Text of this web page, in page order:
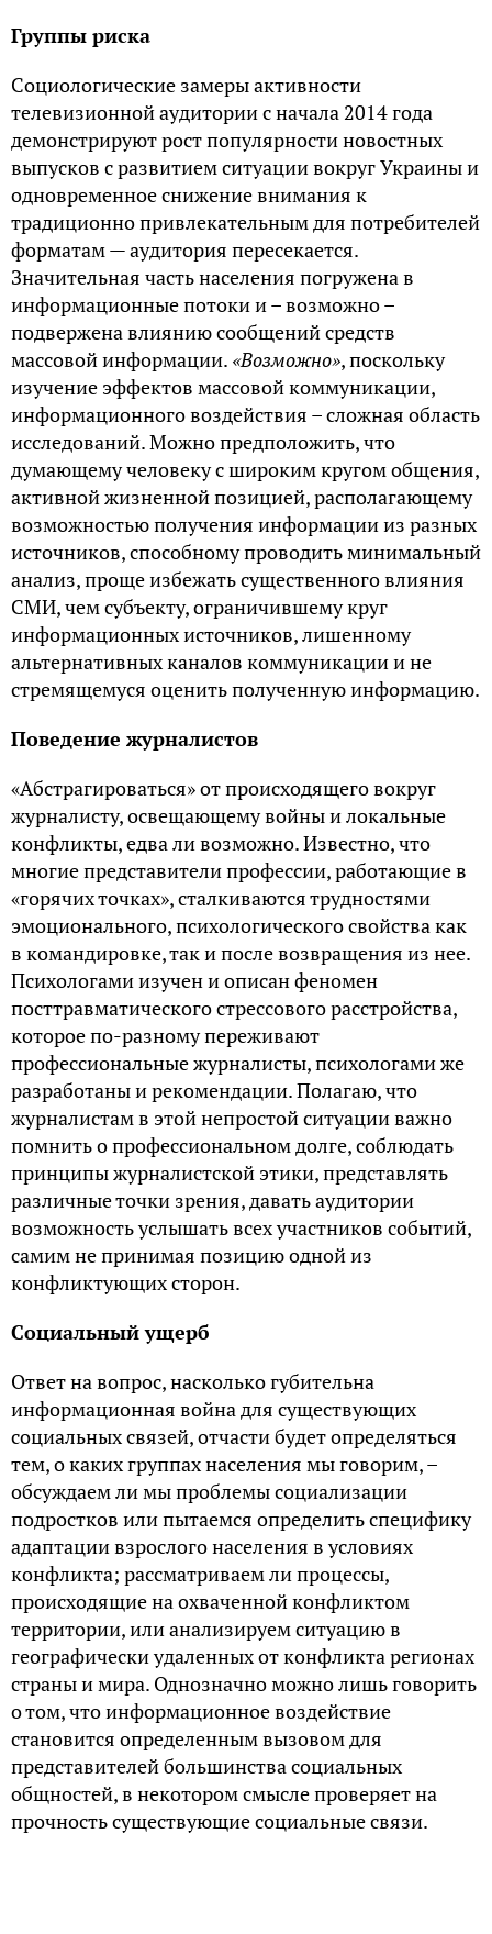
Группы риска
Социологические замеры активности
телевизионной аудитории с начала 2014 года
демонстрируют рост популярности новостных
выпусков с развитием ситуации вокруг Украины и
одновременное снижение внимания к
традиционно привлекательным для потребителей
форматам — аудитория пересекается.
Значительная часть населения погружена в
информационные потоки и – возможно –
подвержена влиянию сообщений средств
массовой информации. «Возможно», поскольку
изучение эффектов массовой коммуникации,
информационного воздействия – сложная область
исследований. Можно предположить, что
думающему человеку с широким кругом общения,
активной жизненной позицией, располагающему
возможностью получения информации из разных
источников, способному проводить минимальный
анализ, проще избежать существенного влияния
СМИ, чем субъекту, ограничившему круг
информационных источников, лишенному
альтернативных каналов коммуникации и не
стремящемуся оценить полученную информацию.
Поведение журналистов
«Абстрагироваться» от происходящего вокруг
журналисту, освещающему войны и локальные
конфликты, едва ли возможно. Известно, что
многие представители профессии, работающие в
«горячих точках», сталкиваются трудностями
эмоционального, психологического свойства как
в командировке, так и после возвращения из нее.
Психологами изучен и описан феномен
посттравматического стрессового расстройства,
которое по-разному переживают
профессиональные журналисты, психологами же
разработаны и рекомендации. Полагаю, что
журналистам в этой непростой ситуации важно
помнить о профессиональном долге, соблюдать
принципы журналистской этики, представлять
различные точки зрения, давать аудитории
возможность услышать всех участников событий,
самим не принимая позицию одной из
конфликтующих сторон.
Социальный ущерб
Ответ на вопрос, насколько губительна
информационная война для существующих
социальных связей, отчасти будет определяться
тем, о каких группах населения мы говорим, –
обсуждаем ли мы проблемы социализации
подростков или пытаемся определить специфику
адаптации взрослого населения в условиях
конфликта; рассматриваем ли процессы,
происходящие на охваченной конфликтом
территории, или анализируем ситуацию в
географически удаленных от конфликта регионах
страны и мира. Однозначно можно лишь говорить
о том, что информационное воздействие
становится определенным вызовом для
представителей большинства социальных
общностей, в некотором смысле проверяет на
прочность существующие социальные связи.